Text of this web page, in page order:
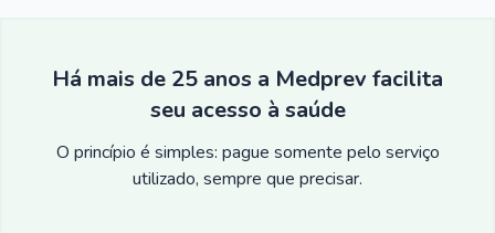
Há mais de 25 anos a Medprev facilita
seu acesso à saúde
O princípio é simples: pague somente pelo serviço
utilizado, sempre que precisar.